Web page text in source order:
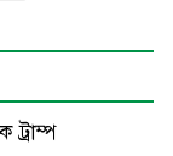
ট্রাম্প